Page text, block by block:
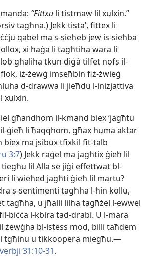
“Fittxu li tistmaw lil xulxin.”
tagħna.) Jekk tistaʼ, fittex li
qabel ma s-​sieħeb jew is-​sieħba
xi ħaġa li tagħtiha wara li
għaliha tkun diġà tilfet nofs il-​
iż-​żewġ imseħbin fiż-​żwieġ
d-​drawwa li jieħdu l-​inizjattiva
xulxin.
għandhom il-​kmand biex ‘jagħtu
​ġieħ li ħaqqhom, għax huma aktar
ma jsibux tfixkil fit-​talb
3:7) Jekk raġel ma jagħtix ġieħ lil
lil Alla se jiġi effettwat bl-​
li wieħed jagħti ġieħ lil martu?
s-​sentimenti tagħha l-​ħin kollu,
tagħha, u jħalli lilha tagħżel l-​ewwel
​biċċa l-​kbira tad-​drabi. U l-​mara
żewġha bl-​istess mod, billi taħdem
tgħinu u tikkoopera miegħu.—
31:10-31.